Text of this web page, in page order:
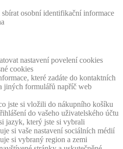
osobní identifikační informace
nastavení povelení cookies
cookies
které zadáte do kontaktních
jiných formulářů napříč web
jste si vložili do nákupního košíku
do vašeho uživatelského účtu
jazyk, který jste si vybrali
si vaše nastavení sociálních médií
si vybraný region a zemi